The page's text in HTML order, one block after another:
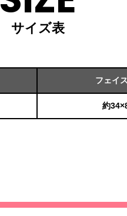
サイズ表
フェイ
約